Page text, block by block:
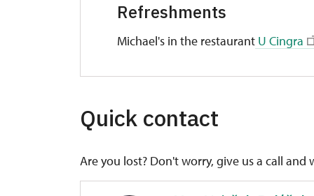
Refreshments
Michael's in the restaurant U Cingra
Quick contact
Are you lost? Don't worry, give us a call and